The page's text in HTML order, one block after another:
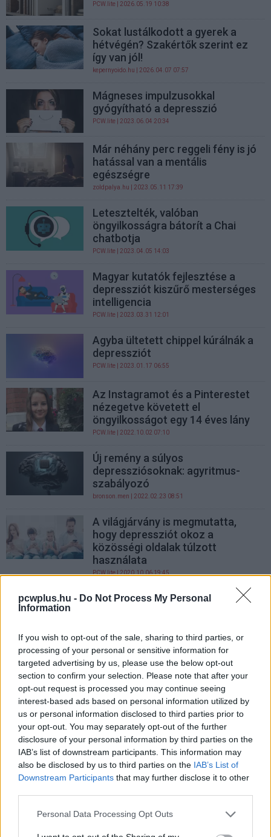
pcwplus.hu - Do Not Process My Personal
Information
If you wish to opt-out of the sale, sharing to third parties, or
processing of your personal or sensitive information for
targeted advertising by us, please use the below opt-out
section to confirm your selection. Please note that after your
opt-out request is processed you may continue seeing
interest-based ads based on personal information utilized by
us or personal information disclosed to third parties prior to
your opt-out. You may separately opt-out of the further
disclosure of your personal information by third parties on the
IAB’s list of downstream participants. This information may
also be disclosed by us to third parties on the IAB’s List of
Downstream Participants that may further disclose it to other
Please note that this website/app uses one or more Google
Personal Data Processing Opt Outs
PCW.lite | 2026.05.19 10:38
Sokat lustálkodott a gyerek a
hétvégén? Szakértők szerint ez
így van jól!
kepernyoido.hu | 2026.04.07 07:57
Mágneses impulzusokkal
gyógyítható a depresszió
PCW.lite | 2023.06.04 20:34
Már néhány perc reggeli fény is jó
hatással van a mentális
egészségre
zoldpalya.hu | 2023.05.11 17:39
Letesztelték, valóban
öngyilkosságra bátorít a Chai
chatbotja
PCW.lite | 2023.04.05 14:03
Magyar kutatók fejlesztése a
depressziót kiszűrő mesterséges
intelligencia
PCW.lite | 2023.03.31 12:01
Agyba ültetett chippel kúrálnák a
depressziót
PCW.lite | 2023.01.17 06:55
Az Instagramot és a Pinterestet
nézegetve követett el
öngyilkosságot egy 14 éves lány
PCW.lite | 2022.10.02 07:10
Új remény a súlyos
depressziósoknak: agyritmus-
szabályozó
bronson.men | 2022.02.23 08:51
A világjárvány is megmutatta,
hogy depressziót okoz a
közösségi oldalak túlzott
használata
PCW.lite | 2020.10.06 19:45
Sokkoló munkája miatt perli volt
PCW.lite| 2020.09.26 10:50
A Google-keresések alapján a
koronavírus a mentális
egészségünkre is hatással volt
PCW.lite | 2020.09.14 20:30
Az okostelefon elpusztítja a
fiatalokat?
PCW.lite| 2017.08.08 07:00
Ha rossz a kedved, a Facebook
Csodát tehet veled, ha otthagyod